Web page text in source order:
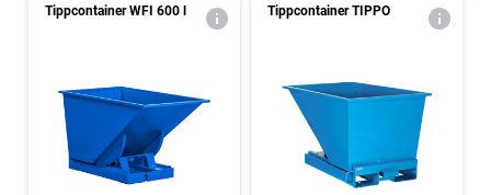
Tippcontainer WFI 600 l Tippcontainer TIPPO